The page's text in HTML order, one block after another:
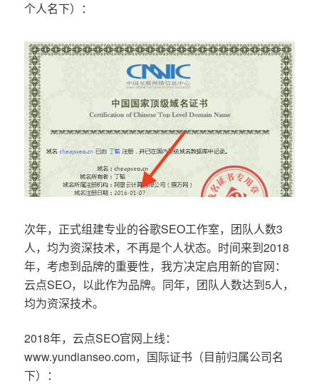
个人名下）：
次年，正式组建专业的谷歌SEO工作室，团队人数3
人，均为资深技术，不再是个人状态。时间来到2018
年，考虑到品牌的重要性，我方决定启用新的官网：
云点SEO，以此作为品牌。同年，团队人数达到5人，
均为资深技术。
2018年，云点SEO官网上线：
www.yundianseo.com，国际证书（目前归属公司名
下）：